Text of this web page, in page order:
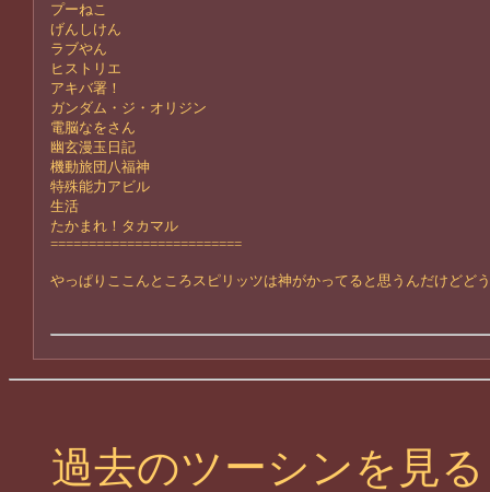
プーねこ
げんしけん
ラブやん
ヒストリエ
アキバ署！
ガンダム・ジ・オリジン
電脳なをさん
幽玄漫玉日記
機動旅団八福神
特殊能力アビル
生活
たかまれ！タカマル
=========================
やっぱりここんところスピリッツは神がかってると思うんだけどど
過去のツーシンを見る